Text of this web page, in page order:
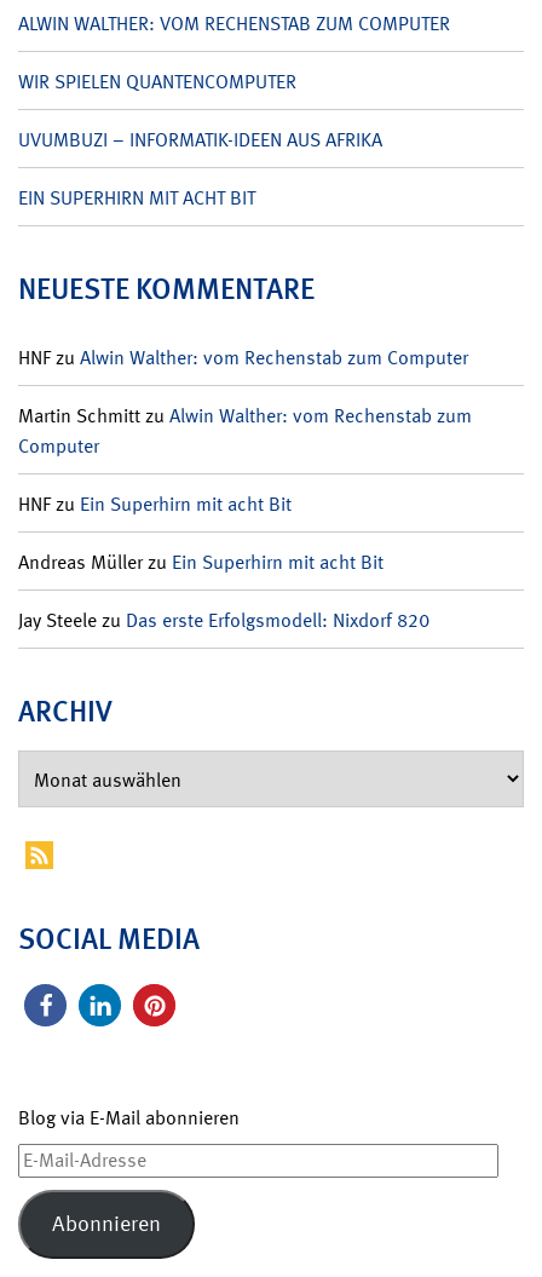
ALWIN WALTHER: VOM RECHENSTAB ZUM COMPUTER
WIR SPIELEN QUANTENCOMPUTER
UVUMBUZI – INFORMATIK-IDEEN AUS AFRIKA
EIN SUPERHIRN MIT ACHT BIT
NEUESTE KOMMENTARE
HNFzu Alwin Walther: vom Rechenstab zum Computer
Martin Schmittzu Alwin Walther: vom Rechenstab zum
Computer
HNFzu Ein Superhirn mit acht Bit
Andreas Müllerzu Ein Superhirn mit acht Bit
Jay Steelezu Das erste Erfolgsmodell: Nixdorf 820
ARCHIV
SOCIAL MEDIA
Blog via E-Mail abonnieren
E-
Mail-
Adresse
Abonnieren